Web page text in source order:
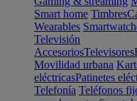
Smart home Timbres
Wearables
Televisión
AccesoriosTelevisores
Movilidad urbana
eléctricasPatinetes
Telefonía Teléfonos